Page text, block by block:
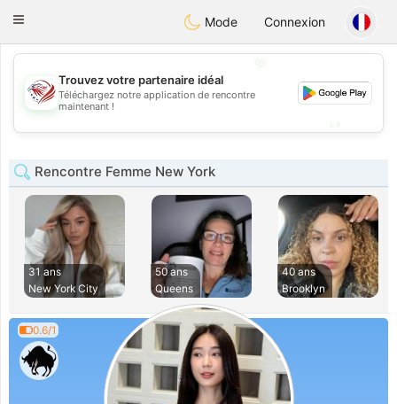
StatesDating
Toggle
Mode Connexion
💖
💕
Trouvez votre partenaire idéal
Téléchargez notre application de rencontre
maintenant !
Rencontre Femme New York
31 ans
New York City
50 ans
Queens
40 ans
Brooklyn
0.6/1